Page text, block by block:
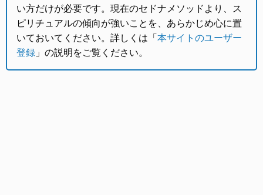
い方だけが必要です。現在のセドナメソッドより、ス
ピリチュアルの傾向が強いことを、あらかじめ心に置
いておいてください。詳しくは「本サイトのユーザー
登録 」の説明をご覧ください。